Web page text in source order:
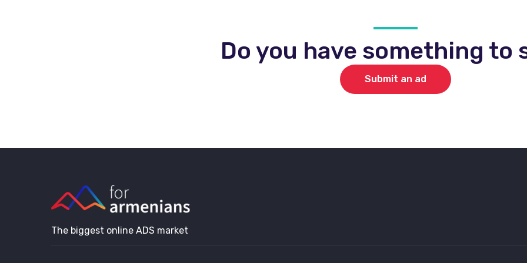
Do you have something to
Submit an ad
The biggest online ADS market